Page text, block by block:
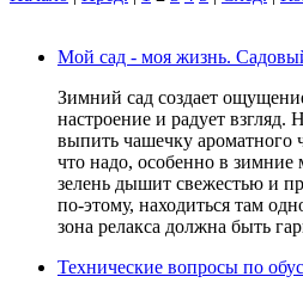
Мой сад - моя жизнь.
Зимний сад создает
настроение и радует
выпить чашечку ароматного
что надо, особенно в зимние
зелень дышит свежестью и
по-этому, находиться там
зона релакса должна быть
Технические вопросы по